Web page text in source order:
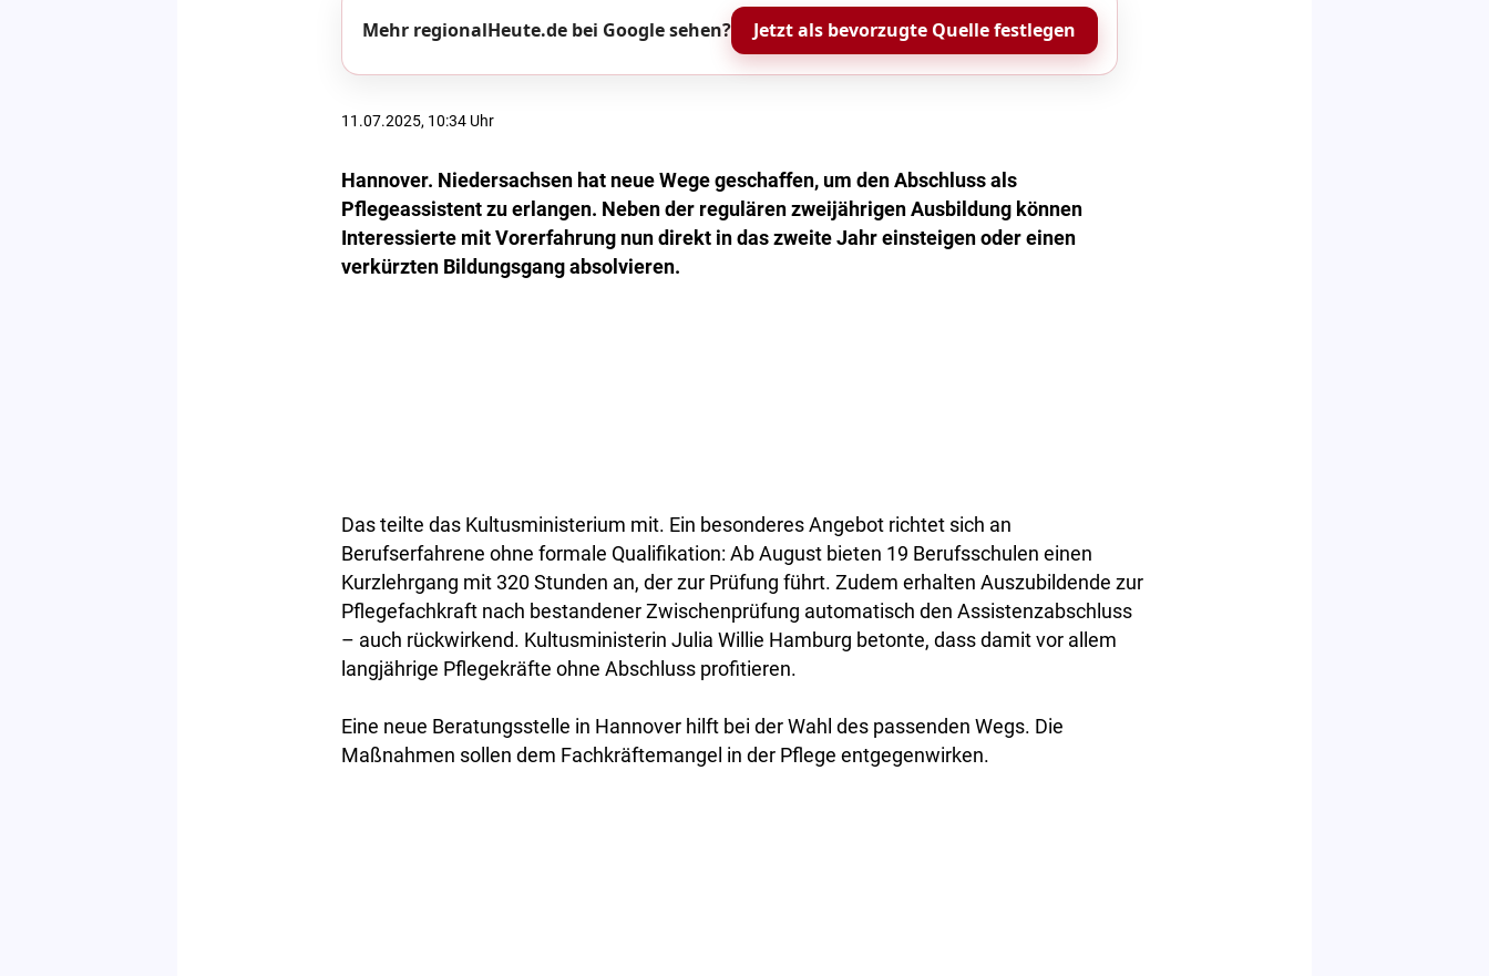
Mehr regionalHeute.de bei Google sehen? Jetzt als bevorzugte Quelle festlegen
11.07.2025, 10:34 Uhr
Hannover. Niedersachsen hat neue Wege geschaffen, um den Abschluss als
Pflegeassistent zu erlangen. Neben der regulären zweijährigen Ausbildung können
Interessierte mit Vorerfahrung nun direkt in das zweite Jahr einsteigen oder einen
verkürzten Bildungsgang absolvieren.
Das teilte das Kultusministerium mit. Ein besonderes Angebot richtet sich an
Berufserfahrene ohne formale Qualifikation: Ab August bieten 19 Berufsschulen einen
Kurzlehrgang mit 320 Stunden an, der zur Prüfung führt. Zudem erhalten Auszubildende zur
Pflegefachkraft nach bestandener Zwischenprüfung automatisch den Assistenzabschluss
– auch rückwirkend. Kultusministerin Julia Willie Hamburg betonte, dass damit vor allem
langjährige Pflegekräfte ohne Abschluss profitieren.
Eine neue Beratungsstelle in Hannover hilft bei der Wahl des passenden Wegs. Die
Maßnahmen sollen dem Fachkräftemangel in der Pflege entgegenwirken.